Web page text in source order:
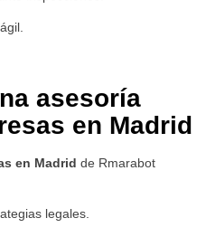
asesoría
en Madrid
en Madrid de Rmarabot
legales.